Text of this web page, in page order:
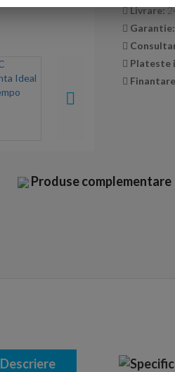
Livrare:
Garantie:
Plateste
Produse complementare
Descriere